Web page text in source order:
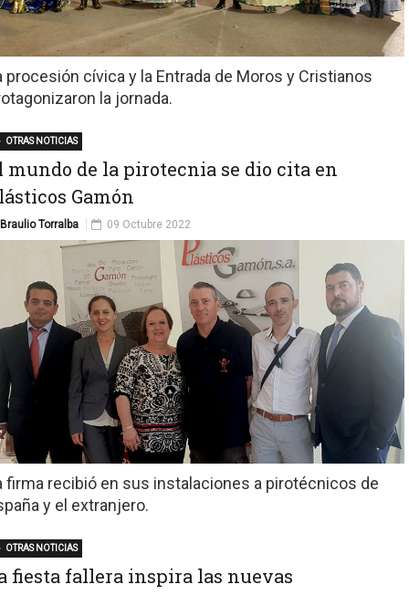
procesión cívica y la Entrada de Moros y Cristianos
la jornada.
mundo de la pirotecnia se dio cita en
Gamón
Braulio Torralba
OTRAS NOTICIAS
09 Octubre 2022
firma recibió en sus instalaciones a pirotécnicos de
y el extranjero.
fiesta fallera inspira las nuevas
OTRAS NOTICIAS